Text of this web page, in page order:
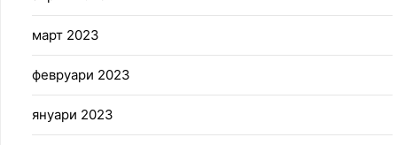
март 2023
февруари 2023
януари 2023